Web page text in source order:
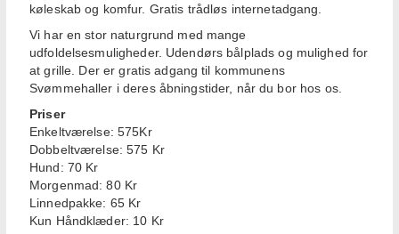
køleskab og komfur. Gratis trådløs internetadgang.
Vi har en stor naturgrund med mange
udfoldelsesmuligheder. Udendørs bålplads og mulighed for
at grille. Der er gratis adgang til kommunens
Svømmehaller i deres åbningstider, når du bor hos os.
Priser
Enkeltværelse: 575Kr
Dobbeltværelse: 575 Kr
Hund: 70 Kr
Morgenmad: 80 Kr
Linnedpakke: 65 Kr
Kun Håndklæder: 10 Kr